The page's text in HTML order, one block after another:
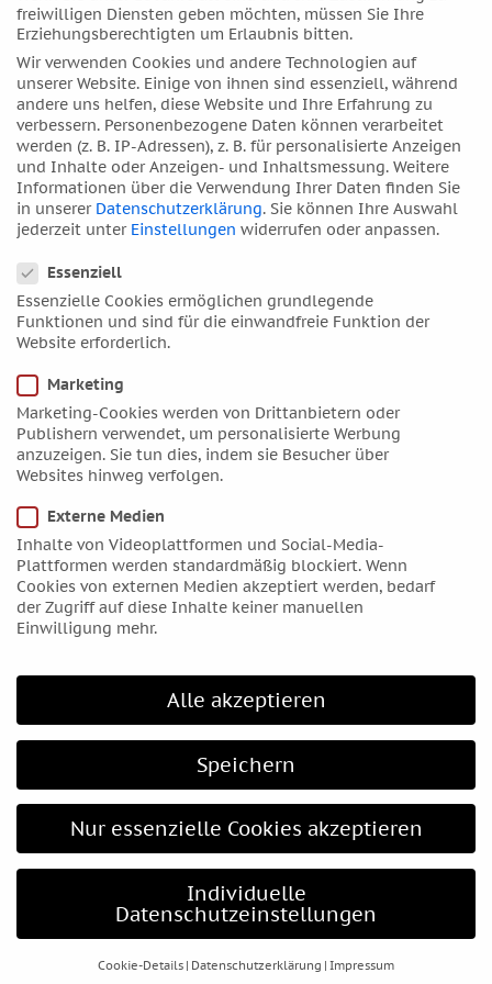
August 2018
Juli 2018
Juni 2018
Mai 2018
April 2018
März 2018
Februar 2018
Januar 2018
Dezember 2017
November 2017
Oktober 2017
August 2017
Juli 2017
Juni 2017
Mai 2017
April 2017
März 2017
Februar 2017
Januar 2017
Dezember 2016
November 2016
Juni 2016
März 2016
freiwilligen Diensten geben möchten, müssen Sie Ihre
Erziehungsberechtigten um Erlaubnis bitten.
Wir verwenden Cookies und andere Technologien auf
unserer Website. Einige von ihnen sind essenziell, während
andere uns helfen, diese Website und Ihre Erfahrung zu
verbessern. Personenbezogene Daten können verarbeitet
werden (z. B. IP-Adressen), z. B. für personalisierte Anzeigen
und Inhalte oder Anzeigen- und Inhaltsmessung. Weitere
Informationen über die Verwendung Ihrer Daten finden Sie
in unserer Datenschutzerklärung. Sie können Ihre Auswahl
jederzeit unter Einstellungen widerrufen oder anpassen.
Essenziell
Essenzielle Cookies ermöglichen grundlegende
Funktionen und sind für die einwandfreie Funktion der
Website erforderlich.
Marketing
Marketing-Cookies werden von Drittanbietern oder
Publishern verwendet, um personalisierte Werbung
anzuzeigen. Sie tun dies, indem sie Besucher über
Websites hinweg verfolgen.
Externe Medien
Inhalte von Videoplattformen und Social-Media-
Plattformen werden standardmäßig blockiert. Wenn
Cookies von externen Medien akzeptiert werden, bedarf
der Zugriff auf diese Inhalte keiner manuellen
Einwilligung mehr.
Alle akzeptieren
Speichern
Nur essenzielle Cookies akzeptieren
Individuelle
Datenschutzeinstellungen
Cookie-Details Datenschutzerklärung Impressum